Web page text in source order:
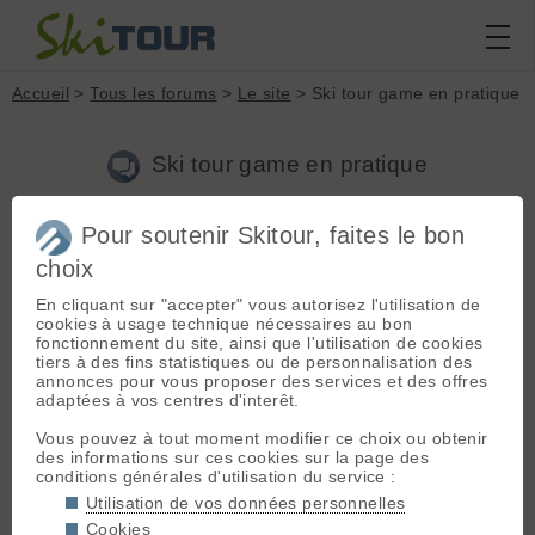
Accueil >Tous les forums > Le site > Ski tour game en pratique
Ski tour game en pratique
O
Olivier Viret[361posts] - Le 18/04/2007 21:36
Je suis partant pour un petit échauffement samedi.
Pas un truc de malade, juste de quoi en garder sous la
spatule pour dimanche 😉
Grenoble...
lolo2[159posts] - Le 18/04/2007 21:41
Pour soutenir Skitour, faites le bon
choix
En cliquant sur "accepter" vous autorisez l'utilisation de
cookies à usage technique nécessaires au bon
fonctionnement du site, ainsi que l'utilisation de cookies
tiers à des fins statistiques ou de personnalisation des
annonces pour vous proposer des services et des offres
adaptées à vos centres d'interêt.
Vous pouvez à tout moment modifier ce choix ou obtenir
des informations sur ces cookies sur la page des
conditions générales d'utilisation du service :
Utilisation de vos données personnelles
Cookies